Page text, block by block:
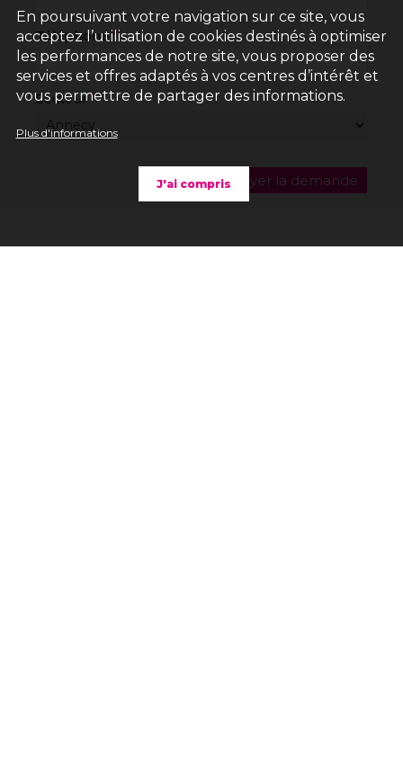
Téléphone
Secteur
En poursuivant votre navigation sur ce site, vous
acceptez l’utilisation de cookies destinés à optimiser
les performances de notre site, vous proposer des
services et offres adaptés à vos centres d’intérêt et
vous permettre de partager des informations.
Plus d'informations
J'ai compris